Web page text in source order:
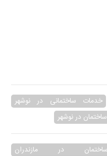
خدمات ساختمانی در نوشهر
در نوشهر
در مازندران